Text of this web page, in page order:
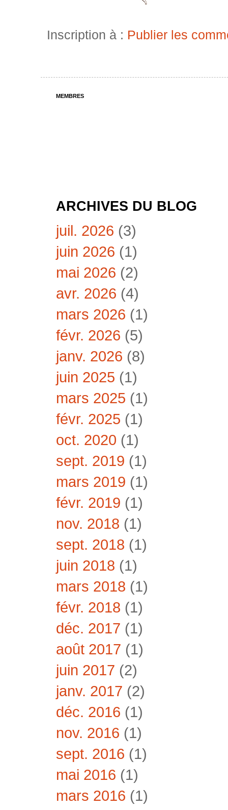
Inscription à : Publier les
MEMBRES
ARCHIVES DU BLOG
juil. 2026 (3)
juin 2026 (1)
mai 2026 (2)
avr. 2026 (4)
mars 2026 (1)
févr. 2026 (5)
janv. 2026 (8)
juin 2025 (1)
mars 2025 (1)
févr. 2025 (1)
oct. 2020 (1)
sept. 2019 (1)
mars 2019 (1)
févr. 2019 (1)
nov. 2018 (1)
sept. 2018 (1)
juin 2018 (1)
mars 2018 (1)
févr. 2018 (1)
déc. 2017 (1)
août 2017 (1)
juin 2017 (2)
janv. 2017 (2)
déc. 2016 (1)
nov. 2016 (1)
sept. 2016 (1)
mai 2016 (1)
mars 2016 (1)